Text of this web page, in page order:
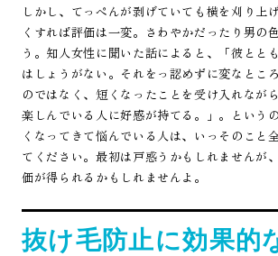
しかし、てっぺんが剥げていても横を刈り上
くすれば評価は一変。さわやかだったり男の
う。知人女性に聞いた話によると、「彼とと
はしょうがない。それをっ認めずに変なとこ
のではなく、短くなったことを受け入れなが
楽しんでいる人に好感が持てる。」。という
くなってきて悩んでいる人は、いっそのこと
てください。最初は戸惑うかもしれませんが
価が得られるかもしれませんよ。
抜け毛防止に効果的